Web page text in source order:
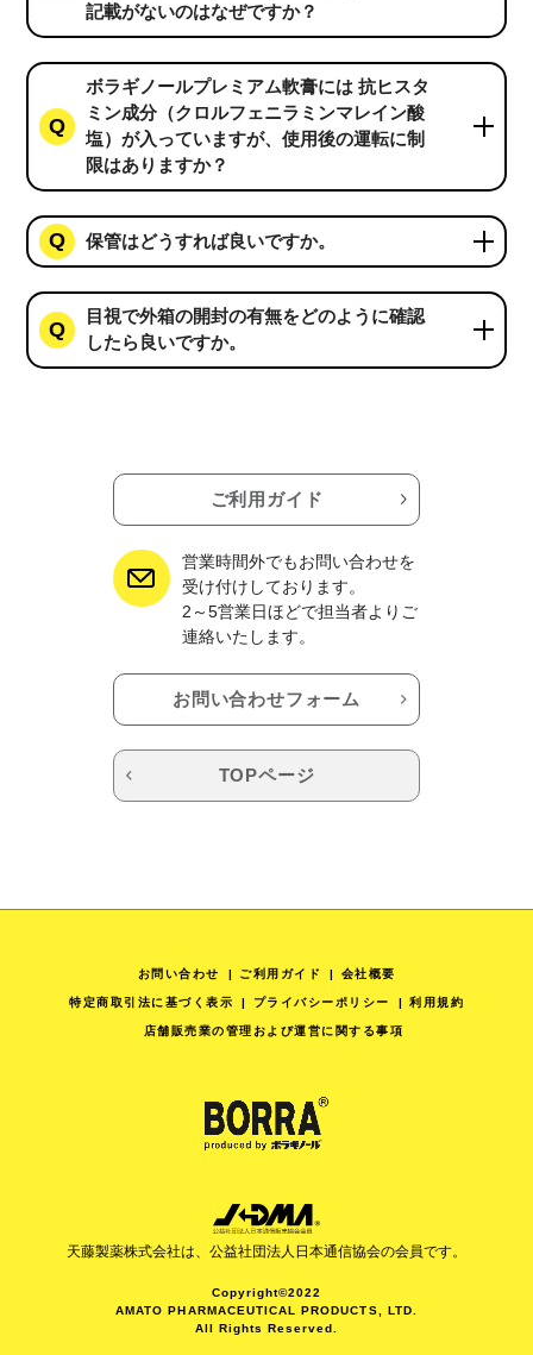
記載がないのはなぜですか？
ボラギノールプレミアム軟膏には 抗ヒスタ
ミン成分（クロルフェニラミンマレイン酸
塩）が入っていますが、使用後の運転に制
限はありますか？
保管はどうすれば良いですか。
目視で外箱の開封の有無をどのように確認
したら良いですか。
ご利用ガイド
営業時間外でもお問い合わせを
受け付けしております。
2～5営業日ほどで担当者よりご
連絡いたします。
お問い合わせフォーム
TOPページ
お問い合わせ ご利用ガイド 会社概要
特定商取引法に基づく表示 プライバシーポリシー 利用規約
店舗販売業の管理および運営に関する事項
天藤製薬株式会社は、公益社団法人日本通信協会の会員です。
Copyright©2022
AMATO PHARMACEUTICAL PRODUCTS, LTD.
All Rights Reserved.